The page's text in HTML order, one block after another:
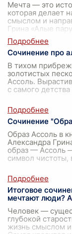
Мечта — это
которая делает
смыслом и
Грина «Алые
Сочинение про
В тихом
золотистых
Ассоль.
с самого
Сочинение
Образ Ассоль в
Александра
образ — Ассоль
символ чистоты,
Итоговое
мечтают люди?
Человек —
глубокой
жизнь смыслом